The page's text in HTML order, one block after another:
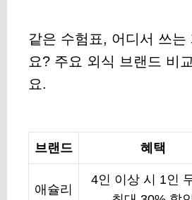
같은 수험표, 어디서 쓰는
요? 주요 외식 브랜드 비
요.
브랜드 혜택
애슐리
4인 이상 시 1인